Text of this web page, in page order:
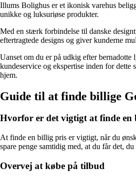
Illums Bolighus er et ikonisk varehus
unikke og luksuriøse produkter.
Med en stærk forbindelse til danske
eftertragtede designs og giver kunderne
Uanset om du er på udkig efter
kundeservice og ekspertise inden for
hjem.
Guide til at finde billige
Hvorfor er det vigtigt at finde en
At finde en billig pris er vigtigt, når du
spare penge samtidig med, at du får det, du
Overvej at købe på tilbud